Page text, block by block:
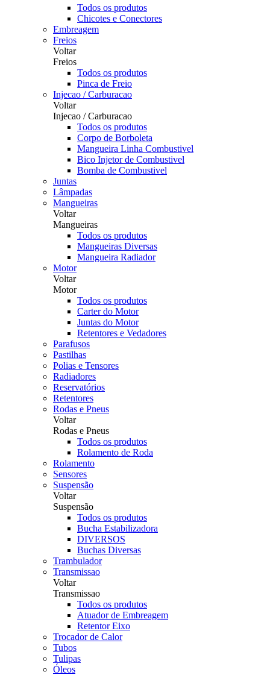
Todos os produtos
Chicotes e Conectores
Embreagem
Freios
Voltar
Freios
Todos os produtos
Pinca de Freio
Injecao / Carburacao
Voltar
Injecao / Carburacao
Todos os produtos
Corpo de Borboleta
Mangueira Linha Combustivel
Bico Injetor de Combustivel
Bomba de Combustivel
Juntas
Lâmpadas
Mangueiras
Voltar
Mangueiras
Todos os produtos
Mangueiras Diversas
Mangueira Radiador
Motor
Voltar
Motor
Todos os produtos
Carter do Motor
Juntas do Motor
Retentores e Vedadores
Parafusos
Pastilhas
Polias e Tensores
Radiadores
Reservatórios
Retentores
Rodas e Pneus
Voltar
Rodas e Pneus
Todos os produtos
Rolamento de Roda
Rolamento
Sensores
Suspensão
Voltar
Suspensão
Todos os produtos
Bucha Estabilizadora
DIVERSOS
Buchas Diversas
Trambulador
Transmissao
Voltar
Transmissao
Todos os produtos
Atuador de Embreagem
Retentor Eixo
Trocador de Calor
Tubos
Tulipas
Óleos